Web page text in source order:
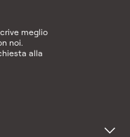
meglio
noi.
alla